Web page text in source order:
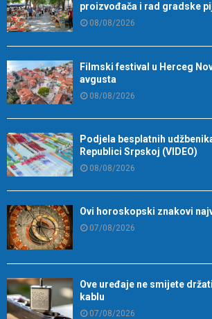
proizvođača i rad gradske
08/08/2026
Filmski festival u Herceg
avgusta
08/08/2026
Podjela besplatnih
Republici Srpskoj (VIDEO)
08/08/2026
Ovi horoskopski znakovi
07/08/2026
Ove uređaje ne smijete
kablu
07/08/2026